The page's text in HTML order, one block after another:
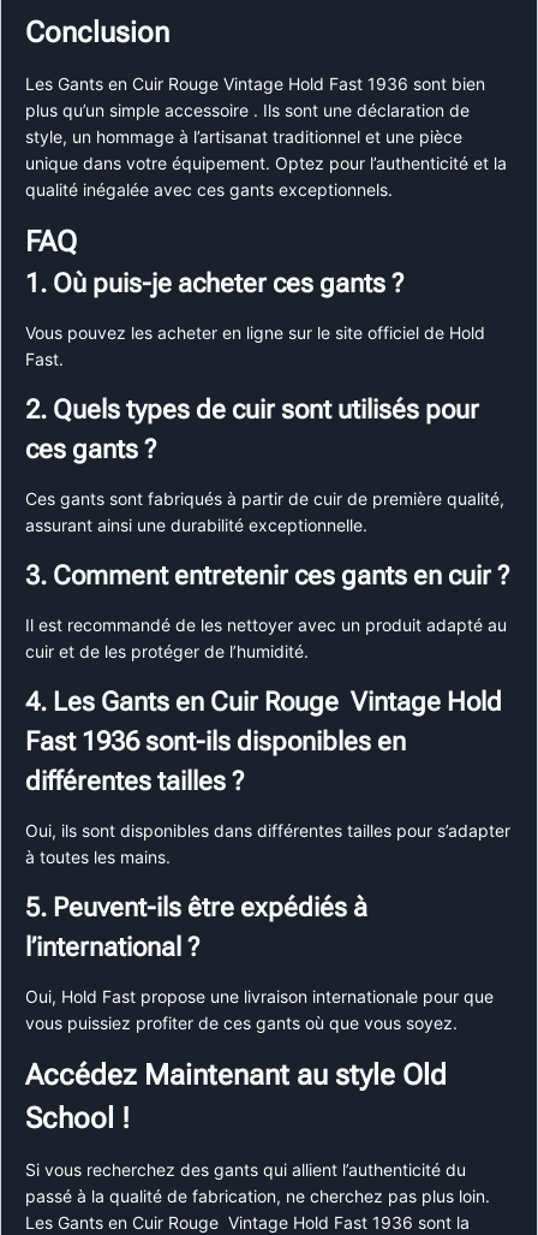
Conclusion
Les Gants en Cuir Rouge Vintage Hold Fast 1936 sont bien
plus qu’un simple accessoire . Ils sont une déclaration de
style, un hommage à l’artisanat traditionnel et une pièce
unique dans votre équipement. Optez pour l’authenticité et la
qualité inégalée avec ces gants exceptionnels.
FAQ
1. Où puis-je acheter ces gants ?
Vous pouvez les acheter en ligne sur le site officiel de Hold
Fast.
2. Quels types de cuir sont utilisés pour
ces gants ?
Ces gants sont fabriqués à partir de cuir de première qualité,
assurant ainsi une durabilité exceptionnelle.
3. Comment entretenir ces gants en cuir ?
Il est recommandé de les nettoyer avec un produit adapté au
cuir et de les protéger de l’humidité.
4. Les Gants en Cuir Rouge Vintage Hold
Fast 1936 sont-ils disponibles en
différentes tailles ?
Oui, ils sont disponibles dans différentes tailles pour s’adapter
à toutes les mains.
5. Peuvent-ils être expédiés à
l’international ?
Oui, Hold Fast propose une livraison internationale pour que
vous puissiez profiter de ces gants où que vous soyez.
Accédez Maintenant au style Old
School !
Si vous recherchez des gants qui allient l’authenticité du
passé à la qualité de fabrication, ne cherchez pas plus loin.
Les Gants en Cuir Rouge Vintage Hold Fast 1936 sont la